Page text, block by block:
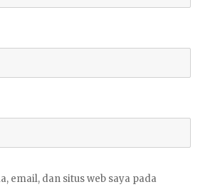
email, dan situs web saya pada